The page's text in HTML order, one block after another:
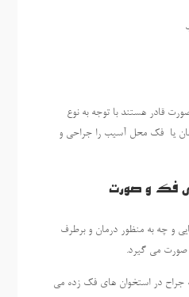
قادر هستند با توجه به نوع
یا فک محل آسیب را جراحی و
فک و صورت
و چه به منظور درمان و برطرف
صورت می گیرد.
جراح در استخوان های فک زده می